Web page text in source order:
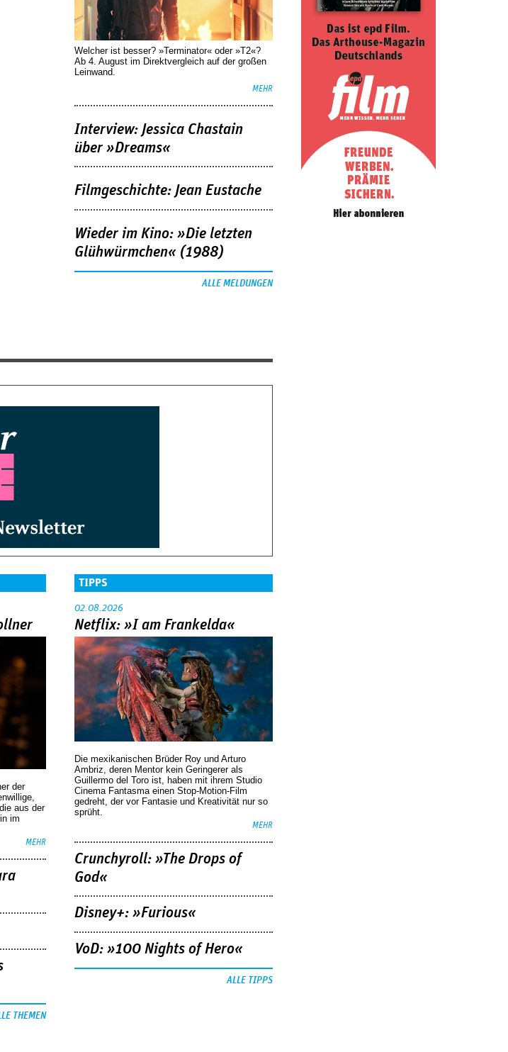
Welcher ist besser? »Terminator« oder »T2«?
Ab 4. August im Direktvergleich auf der großen
Leinwand.
MEHR
Interview: Jessica Chastain
über »Dreams«
Filmgeschichte: Jean Eustache
Wieder im Kino: »Die letzten
Glühwürmchen« (1988)
ALLE MELDUNGEN
der
aus der
im
MEHR
THEMEN
TIPPS
02.08.2026
Netflix: »I am Frankelda«
Die mexikanischen Brüder Roy und Arturo
Ambriz, deren Mentor kein Geringerer als
Guillermo del Toro ist, haben mit ihrem Studio
Cinema Fantasma einen Stop-Motion-Film
gedreht, der vor Fantasie und Kreativität nur so
sprüht.
MEHR
Crunchyroll: »The Drops of
God«
Disney+: »Furious«
VoD: »100 Nights of Hero«
ALLE TIPPS